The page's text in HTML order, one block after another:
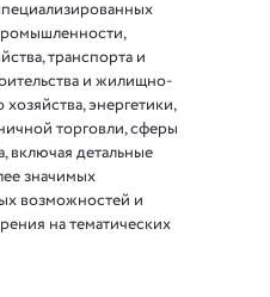
транспорта и
и жилищно-
энергетики,
торговли, сферы
включая детальные
значимых
возможностей и
на тематических